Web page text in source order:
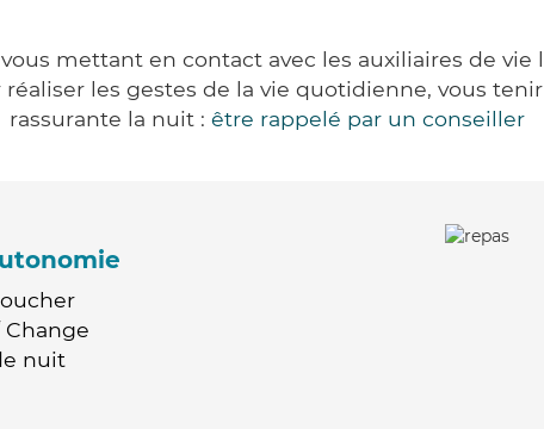
mettant en contact avec les auxiliaires de
les gestes de la vie quotidienne, vous
rassurante la nuit : être rappelé par un conseiller
nuit